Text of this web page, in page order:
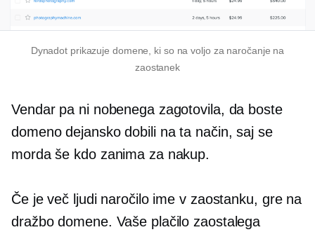
Dynadot prikazuje domene, ki so na voljo za naročanje na
zaostanek
Vendar pa ni nobenega zagotovila, da boste
domeno dejansko dobili na ta način, saj se
morda še kdo zanima za nakup.
Če je več ljudi naročilo ime v zaostanku, gre na
dražbo domene. Vaše plačilo zaostalega